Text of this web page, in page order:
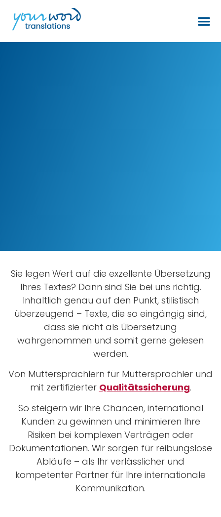
Sie legen Wert auf die exzellente Übersetzung
Ihres Textes? Dann sind Sie bei uns richtig.
Inhaltlich genau auf den Punkt, stilistisch
überzeugend – Texte, die so eingängig sind,
dass sie nicht als Übersetzung
wahrgenommen und somit gerne gelesen
werden.
Von Muttersprachlern für Muttersprachler und
mit zertifizierter Qualitätssicherung.
So steigern wir Ihre Chancen, international
Kunden zu gewinnen und minimieren Ihre
Risiken bei komplexen Verträgen oder
Dokumentationen. Wir sorgen für reibungslose
Abläufe – als Ihr verlässlicher und
kompetenter Partner für Ihre internationale
Kommunikation.